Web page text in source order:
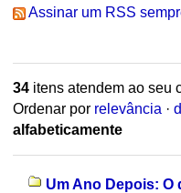
Assinar um RSS
34itens atendem ao seu
Ordenar por relevância ·
alfabeticamente
Um Ano Depois: